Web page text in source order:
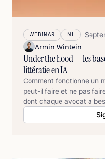
WEBINAR NL
Armin Wintein
Under the hood — les
littératie en IA
Comment fonctionne un
peut-il faire et ne pas
dont chaque avocat a